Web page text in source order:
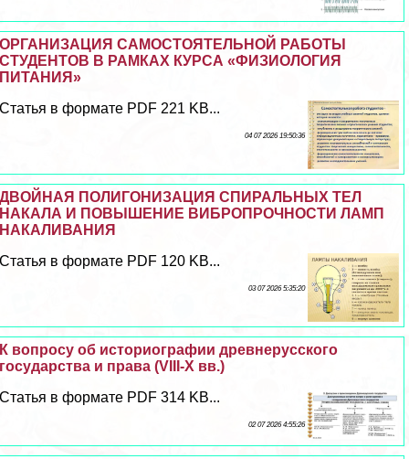
ОРГАНИЗАЦИЯ САМОСТОЯТЕЛЬНОЙ РАБОТЫ
СТУДЕНТОВ В РАМКАХ КУРСА «ФИЗИОЛОГИЯ
ПИТАНИЯ»
Статья в формате PDF 221 KB...
04 07 2026 19:50:36
ДВОЙНАЯ ПОЛИГОНИЗАЦИЯ СПИРАЛЬНЫХ ТЕЛ
НАКАЛА И ПОВЫШЕНИЕ ВИБРОПРОЧНОСТИ ЛАМП
НАКАЛИВАНИЯ
Статья в формате PDF 120 KB...
03 07 2026 5:35:20
К вопросу об историографии древнерусского
государства и права (VIII-X вв.)
Статья в формате PDF 314 KB...
02 07 2026 4:55:26